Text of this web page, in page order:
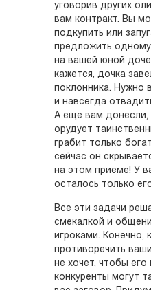
уговорив других
вам контракт. Вы
подкупить или
предложить
на вашей юной
кажется, дочка
поклонника. Нужно
и навсегда
А еще вам донесли,
орудует
грабит только
сейчас он
на этом приеме! У
осталось только
Все эти задачи
смекалкой и
игроками. Конечно,
противоречить
не хочет, чтобы
конкуренты могут